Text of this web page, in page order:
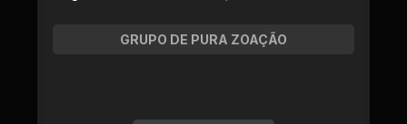
GRUPO DE PURA ZOAÇÃO